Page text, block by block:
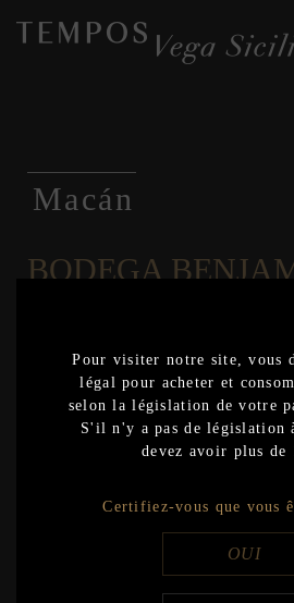
Macán
BODEGA
Rioja
Export
2019
Export
Export
2017
Export
Pour visiter notre site, vous
légal pour acheter et
selon la législation de votre
S'il n'y a pas de législation
devez avoir plus de
Certifiez-vous que vous
OUI